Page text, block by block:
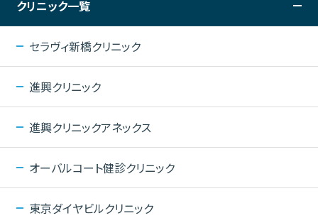
クリニック一覧
セラヴィ新橋クリニック
進興クリニック
進興クリニックアネックス
オーバルコート健診クリニック
東京ダイヤビルクリニック